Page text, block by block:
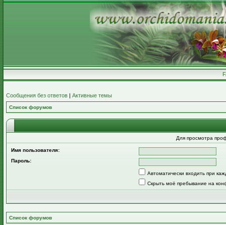
Сообщения без ответов | Активные темы
Список форумов
Для просмотра
Имя пользователя:
Пароль:
Автоматически входить при
Скрыть моё пребывание на
Список форумов